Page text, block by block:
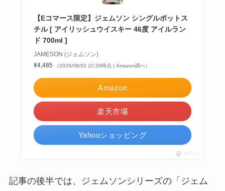
【Eコマース限定】ジェムソン シングルポットス
チル [ アイリッシュウイスキー 46度 アイルラン
ド 700ml ]
JAMESON (ジェムソン)
¥4,485
（2026/08/02 22:26時点 | Amazon調べ）
Amazon
楽天市場
Yahooショッピング
ポチップ
記事の後半では、ジェムソンシリーズの「ジェム